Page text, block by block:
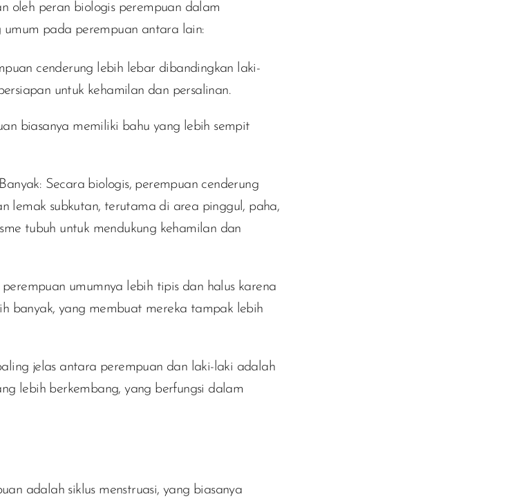
oleh peran biologis perempuan dalam
umum pada perempuan antara lain:
cenderung lebih lebar dibandingkan laki-
untuk kehamilan dan persalinan.
biasanya memiliki bahu yang lebih sempit
Secara biologis, perempuan cenderung
lemak subkutan, terutama di area pinggul, paha,
tubuh untuk mendukung kehamilan dan
umumnya lebih tipis dan halus karena
banyak, yang membuat mereka tampak lebih
jelas antara perempuan dan laki-laki adalah
lebih berkembang, yang berfungsi dalam
adalah siklus menstruasi, yang biasanya